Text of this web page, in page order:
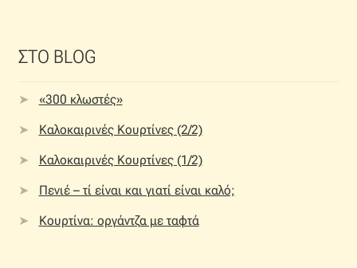
ΣΤΟ BLOG
«300 κλωστές»
Καλοκαιρινές Κουρτίνες (2/2)
Καλοκαιρινές Κουρτίνες (1/2)
Πενιέ – τί είναι και γιατί είναι καλό;
Κουρτίνα: οργάντζα με ταφτά